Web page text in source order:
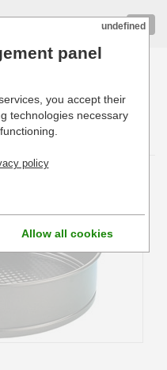
pour professionnels
undefined
panel
you accept their
technologies necessary
policy
Allow all cookies